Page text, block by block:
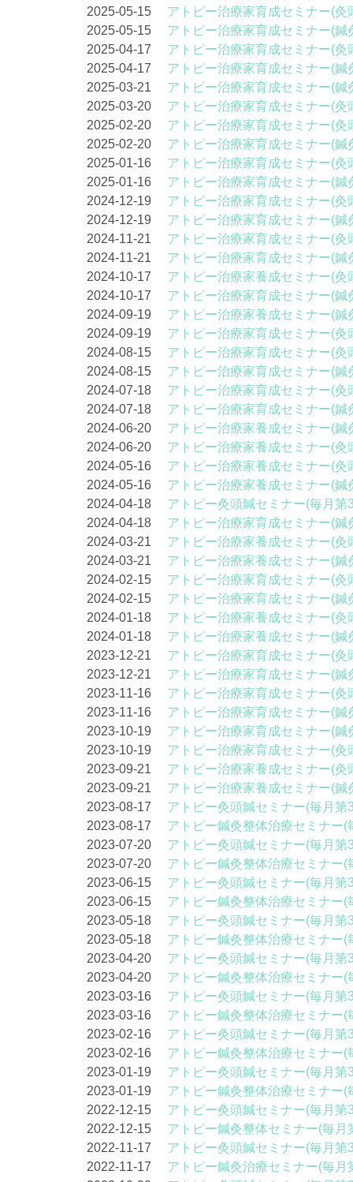
2025-05-15 アトピー治療家育成セミナー(灸
2025-05-15 アトピー治療家育成セミナー(鍼
2025-04-17 アトピー治療家育成セミナー(灸
2025-04-17 アトピー治療家育成セミナー(鍼
2025-03-21 アトピー治療家育成セミナー(鍼
2025-03-20 アトピー治療家育成セミナー(灸
2025-02-20 アトピー治療家育成セミナー(灸
2025-02-20 アトピー治療家育成セミナー(鍼
2025-01-16 アトピー治療家育成セミナー(灸
2025-01-16 アトピー治療家育成セミナー(鍼
2024-12-19 アトピー治療家育成セミナー(灸
2024-12-19 アトピー治療家育成セミナー(鍼
2024-11-21 アトピー治療家育成セミナー(灸
2024-11-21 アトピー治療家育成セミナー(鍼
2024-10-17 アトピー治療家養成セミナー(灸
2024-10-17 アトピー治療家育成セミナー(鍼
2024-09-19 アトピー治療家養成セミナー(鍼
2024-09-19 アトピー治療家育成セミナー(灸
2024-08-15 アトピー治療家育成セミナー(灸
2024-08-15 アトピー治療家育成セミナー(鍼
2024-07-18 アトピー治療家育成セミナー(灸
2024-07-18 アトピー治療家育成セミナー(鍼
2024-06-20 アトピー治療家養成セミナー(鍼
2024-06-20 アトピー治療家養成セミナー(灸
2024-05-16 アトピー治療家養成セミナー(灸
2024-05-16 アトピー治療家養成セミナー(鍼
2024-04-18 アトピー灸頭鍼セミナー(毎月第
2024-04-18 アトピー治療家育成セミナー(鍼
2024-03-21 アトピー治療家養成セミナー(灸
2024-03-21 アトピー治療家養成セミナー(鍼
2024-02-15 アトピー治療家育成セミナー(灸
2024-02-15 アトピー治療家育成セミナー(鍼
2024-01-18 アトピー治療家養成セミナー(灸
2024-01-18 アトピー治療家養成セミナー(鍼
2023-12-21 アトピー治療家育成セミナー(灸
2023-12-21 アトピー治療家育成セミナー(鍼
2023-11-16 アトピー治療家育成セミナー(灸
2023-11-16 アトピー治療家育成セミナー(鍼
2023-10-19 アトピー治療家育成セミナー(鍼
2023-10-19 アトピー治療家育成セミナー(灸
2023-09-21 アトピー治療家養成セミナー(灸
2023-09-21 アトピー治療家養成セミナー(鍼
2023-08-17 アトピー灸頭鍼セミナー(毎月第
2023-08-17 アトピー鍼灸整体治療セミナー(
2023-07-20 アトピー灸頭鍼セミナー(毎月第
2023-07-20 アトピー鍼灸整体治療セミナー(
2023-06-15 アトピー灸頭鍼セミナー(毎月第
2023-06-15 アトピー鍼灸整体治療セミナー(
2023-05-18 アトピー灸頭鍼セミナー(毎月第
2023-05-18 アトピー鍼灸整体治療セミナー(
2023-04-20 アトピー灸頭鍼セミナー(毎月第
2023-04-20 アトピー鍼灸整体治療セミナー(
2023-03-16 アトピー灸頭鍼セミナー(毎月第
2023-03-16 アトピー鍼灸整体治療セミナー(
2023-02-16 アトピー灸頭鍼セミナー(毎月第
2023-02-16 アトピー鍼灸整体治療セミナー(
2023-01-19 アトピー灸頭鍼セミナー(毎月第
2023-01-19 アトピー鍼灸整体治療セミナー(
2022-12-15 アトピー灸頭鍼セミナー(毎月第
2022-12-15 アトピー鍼灸整体セミナー(毎月
2022-11-17 アトピー灸頭鍼セミナー(毎月第
2022-11-17 アトピー鍼灸治療セミナー(毎月